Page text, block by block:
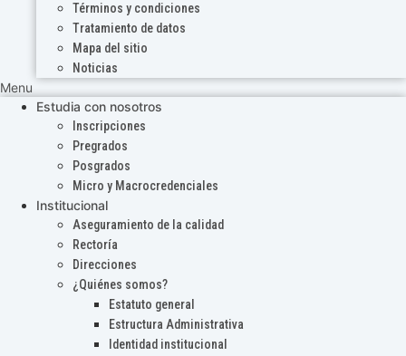
Términos y condiciones
Tratamiento de datos
Mapa del sitio
Noticias
Menu
Estudia con nosotros
Inscripciones
Pregrados
Posgrados
Micro y Macrocredenciales
Institucional
Aseguramiento de la calidad
Rectoría
Direcciones
¿Quiénes somos?
Estatuto general
Estructura Administrativa
Identidad institucional